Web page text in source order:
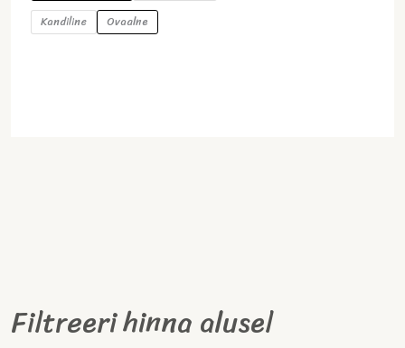
Filtreeri hinna alusel
Kandiline
Ovaalne